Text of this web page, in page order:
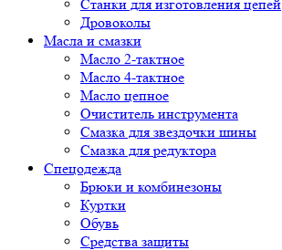
Станки для изготовления цепей
Дровоколы
Масла и смазки
Масло 2-тактное
Масло 4-тактное
Масло цепное
Очиститель инструмента
Смазка для звездочки шины
Смазка для редуктора
Спецодежда
Брюки и комбинезоны
Куртки
Обувь
Средства защиты